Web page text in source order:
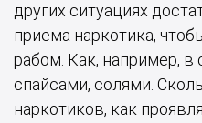
других ситуациях
приема наркотика,
рабом. Как, например, в
спайсами, солями.
наркотиков, как